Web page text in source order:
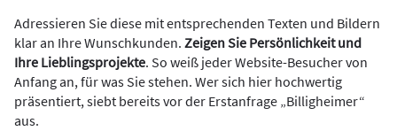
Adressieren Sie diese mit entsprechenden Texten und Bildern
klar an Ihre Wunschkunden. Zeigen Sie Persönlichkeit und
Ihre Lieblingsprojekte. So weiß jeder Website-Besucher von
Anfang an, für was Sie stehen. Wer sich hier hochwertig
präsentiert, siebt bereits vor der Erstanfrage „Billigheimer“
aus.